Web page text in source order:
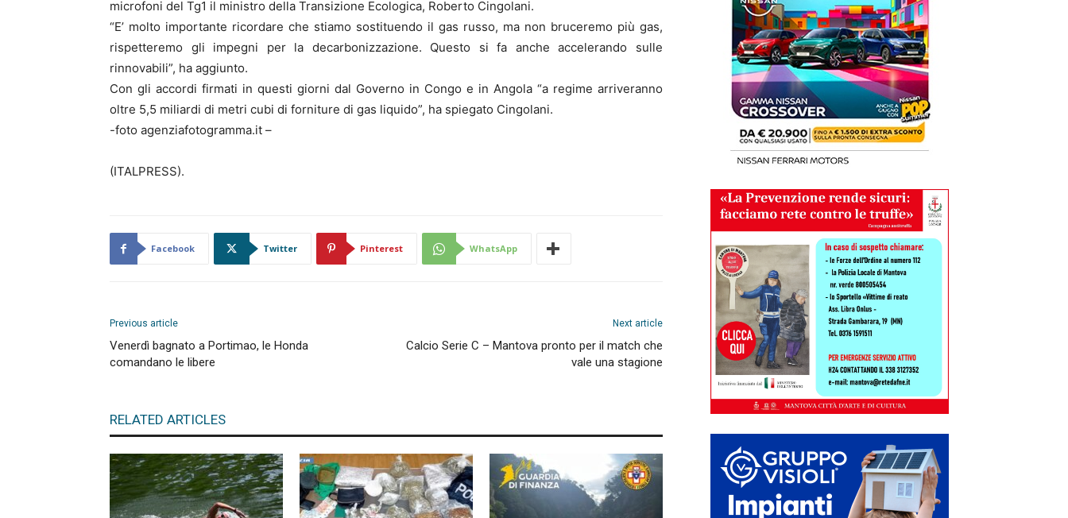
microfoni del Tg1 il ministro della Transizione Ecologica, Roberto Cingolani.
“E’ molto importante ricordare che stiamo sostituendo il gas russo, ma non bruceremo più gas,
rispetteremo gli impegni per la decarbonizzazione. Questo si fa anche accelerando sulle
rinnovabili”, ha aggiunto.
Con gli accordi firmati in questi giorni dal Governo in Congo e in Angola “a regime arriveranno
oltre 5,5 miliardi di metri cubi di forniture di gas liquido”, ha spiegato Cingolani.
-foto agenziafotogramma.it –
(ITALPRESS).
Facebook Twitter Pinterest WhatsApp
Previous article
Venerdì bagnato a Portimao, le Honda
comandano le libere
Next article
Calcio Serie C – Mantova pronto per il match che
vale una stagione
RELATED ARTICLES